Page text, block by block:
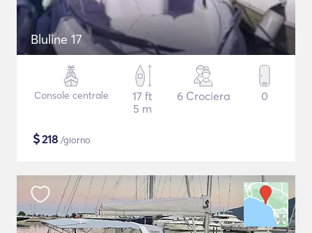
Bluline 17
Console centrale
17 ft
5 m
6 Crociera 0
$218 /giorno